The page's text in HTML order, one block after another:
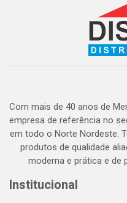
Com mais de 40 anos de
empresa de referência no
em todo o Norte Nordeste.
produtos de qualidade
moderna e prática e de
Institucional